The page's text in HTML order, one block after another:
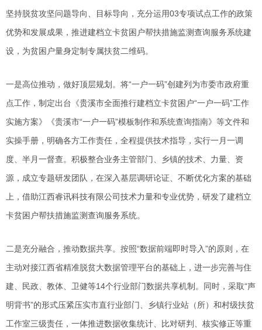
坚持脱贫攻坚问题导向、目标导向，充分运用03专项试点工作的政策
优势和发展成果，推进建档立卡贫困户帮扶措施监测查询服务系统建
设，为贫困户量身定制专属扶贫二维码。
一是高位推动，做好顶层规划。将“一户一码”创建列为市委市政府重
点工作，制定出台《贵溪市全面推行建档立卡贫困户“一户一码”工作
实施方案》《贵溪市“一户一码”模板制作和系统查询指南》等文件和
实操手册，明确各方工作责任，全程提供技术指导，实行一月一调
度、半月一督查。积极整合业务主管部门、乡镇的技术、力量、资
源，成立专题研发团队，在深入基层调研论证、不断优化方案的基础
上，借助江西睿讯科技有限公司技术力量和专业优势，研发了建档立
卡贫困户帮扶措施监测查询服务系统。
二是充分融合，推动数据共享。按照“数据前端即时导入”的原则，在
主动对接江西省精准脱贫大数据管理平台的基础上，进一步完善与住
建、民政、教体、卫健等14个行业部门数据共享机制。同时，采取“声
明背书”的形式压紧压实市直行业部门、乡镇行业站（所）和村级扶贫
工作室三级责任，一体推进数据收集统计、比对研判、核实修正等重